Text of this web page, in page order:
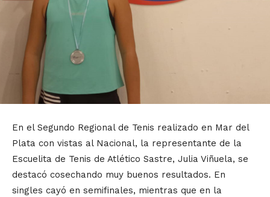
En el Segundo Regional de Tenis realizado en Mar del
Plata con vistas al Nacional, la representante de la
Escuelita de Tenis de Atlético Sastre, Julia Viñuela, se
destacó cosechando muy buenos resultados. En
singles cayó en semifinales, mientras que en la